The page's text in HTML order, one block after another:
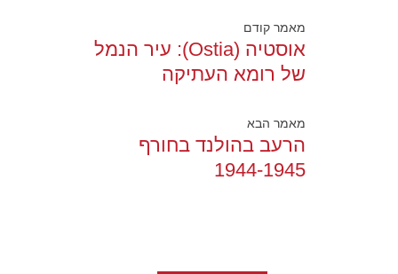
מאמר קודם
אוסטיה (Ostia): עיר הנמל
של רומא העתיקה
מאמר הבא
הרעב בהולנד בחורף
1944-1945